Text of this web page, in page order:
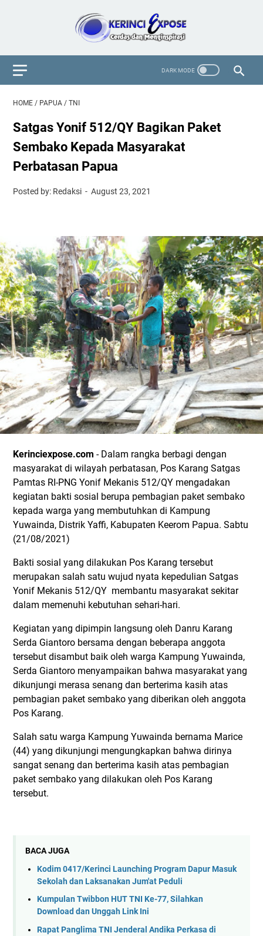
HOME / PAPUA / TNI
Satgas Yonif 512/QY Bagikan Paket
Sembako Kepada Masyarakat
Perbatasan Papua
Posted by: Redaksi August 23, 2021
Kerinciexpose.com - Dalam rangka berbagi dengan
masyarakat di wilayah perbatasan, Pos Karang Satgas
Pamtas RI-PNG Yonif Mekanis 512/QY mengadakan
kegiatan bakti sosial berupa pembagian paket sembako
kepada warga yang membutuhkan di Kampung
Yuwainda, Distrik Yaffi, Kabupaten Keerom Papua. Sabtu
(21/08/2021)
Bakti sosial yang dilakukan Pos Karang tersebut
merupakan salah satu wujud nyata kepedulian Satgas
Yonif Mekanis 512/QY membantu masyarakat sekitar
dalam memenuhi kebutuhan sehari-hari.
Kegiatan yang dipimpin langsung oleh Danru Karang
Serda Giantoro bersama dengan beberapa anggota
tersebut disambut baik oleh warga Kampung Yuwainda,
Serda Giantoro menyampaikan bahwa masyarakat yang
dikunjungi merasa senang dan berterima kasih atas
pembagian paket sembako yang diberikan oleh anggota
Pos Karang.
Salah satu warga Kampung Yuwainda bernama Marice
(44) yang dikunjungi mengungkapkan bahwa dirinya
sangat senang dan berterima kasih atas pembagian
paket sembako yang dilakukan oleh Pos Karang
tersebut.
BACA JUGA
Kodim 0417/Kerinci Launching Program Dapur Masuk
Sekolah dan Laksanakan Jum'at Peduli
Kumpulan Twibbon HUT TNI Ke-77, Silahkan
Download dan Unggah Link Ini
Rapat Panglima TNI Jenderal Andika Perkasa di